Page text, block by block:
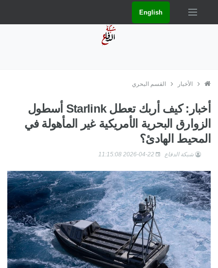
English
الأخبار القسم البحري
أخبار: كيف أربك تعطل Starlink أسطول
الزوارق البحرية الأمريكية غير المأهولة في
المحيط الهادئ؟
شبكة الدفاع